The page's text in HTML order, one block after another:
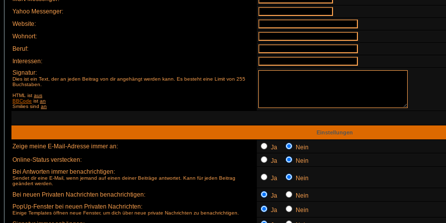
Yahoo Messenger:
Website:
Wohnort:
Beruf:
Interessen:
Signatur:
Dies ist ein Text, der an jeden Beitrag von dir angehängt werden kann. Es besteht eine Limit von 255
Buchstaben.
HTML ist aus
BBCode ist an
Smilies sind an
Einstellungen
Zeige meine E-Mail-Adresse immer an: Ja
Nein
Online-Status verstecken:
Ja
Nein
Bei Antworten immer benachrichtigen:
Sendet dir eine E-Mail, wenn jemand auf einen deiner Beiträge antwortet. Kann für jeden Beitrag
geändert werden.
Ja Nein
Bei neuen Privaten Nachrichten benachrichtigen: Ja
Nein
PopUp-Fenster bei neuen Privaten Nachrichten:
Einige Templates öffnen neue Fenster, um dich über neue private Nachrichten zu benachrichtigen. Ja
Nein